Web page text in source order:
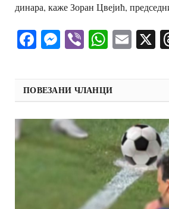
динара, каже Зоран Цвејић,
Facebook
Messenger
Viber X
ПОВЕЗАНИ ЧЛАНЦИ